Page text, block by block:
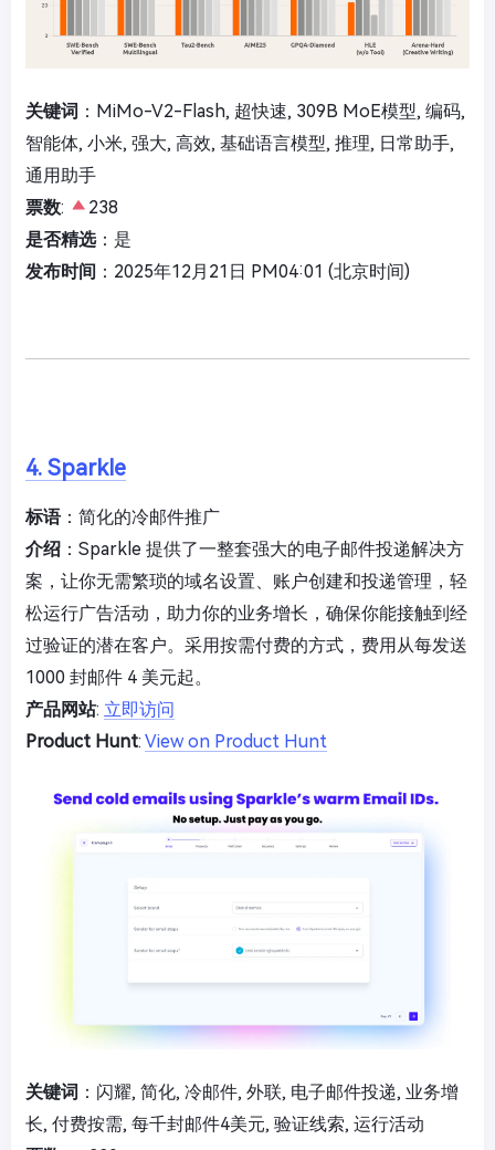
关键词 ：MiMo-V2-Flash, 超快速, 309B MoE模型, 编码,
智能体, 小米, 强大, 高效, 基础语言模型, 推理, 日常助手,
通用助手
票数:
238
是否精选：是
发布时间 ：2025年12月21日 PM04:01 (北京时间)
4. Sparkle
标语：简化的冷邮件推广
介绍 ：Sparkle 提供了一整套强大的电子邮件投递解决方
案，让你无需繁琐的域名设置、账户创建和投递管理，轻
松运行广告活动，助力你的业务增长，确保你能接触到经
过验证的潜在客户。采用按需付费的方式，费用从每发送
1000 封邮件 4 美元起。
产品网站: 立即访问
Product Hunt: View on Product Hunt
关键词 ：闪耀, 简化, 冷邮件, 外联, 电子邮件投递, 业务增
长, 付费按需, 每千封邮件4美元, 验证线索, 运行活动